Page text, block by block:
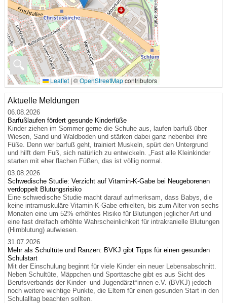
🔍
Leaflet | ©OpenStreetMapcontributors
Aktuelle Meldungen
06.08.2026
Barfußlaufen fördert gesunde Kinderfüße
Kinder ziehen im Sommer gerne die Schuhe aus, laufen barfuß über
Wiesen, Sand und Waldboden und stärken dabei ganz nebenbei ihre
Füße. Denn wer barfuß geht, trainiert Muskeln, spürt den Untergrund
und hilft dem Fuß, sich natürlich zu entwickeln. „Fast alle Kleinkinder
starten mit eher flachen Füßen, das ist völlig normal.
03.08.2026
Schwedische Studie: Verzicht auf Vitamin-K-Gabe bei Neugeborenen
verdoppelt Blutungsrisiko
Eine schwedische Studie macht darauf aufmerksam, dass Babys, die
keine intramuskuläre Vitamin-K-Gabe erhielten, bis zum Alter von sechs
Monaten eine um 52% erhöhtes Risiko für Blutungen jeglicher Art und
eine fast dreifach erhöhte Wahrscheinlichkeit für intrakranielle Blutungen
(Hirnblutung) aufwiesen.
31.07.2026
Mehr als Schultüte und Ranzen: BVKJ gibt Tipps für einen gesunden
Schulstart
Mit der Einschulung beginnt für viele Kinder ein neuer Lebensabschnitt.
Neben Schultüte, Mäppchen und Sporttasche gibt es aus Sicht des
Berufsverbands der Kinder- und Jugendärzt*innen e.V. (BVKJ) jedoch
noch weitere wichtige Punkte, die Eltern für einen gesunden Start in den
Schulalltag beachten sollten.